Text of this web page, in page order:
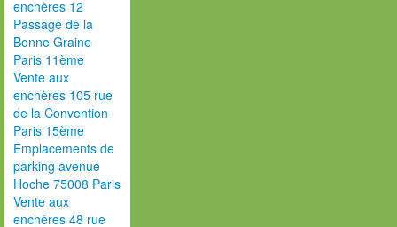
enchères 12
Passage de la
Bonne Graine
Paris 11ème
Vente aux
enchères 105 rue
de la Convention
Paris 15ème
Emplacements de
parking avenue
Hoche 75008 Paris
Vente aux
enchères 48 rue